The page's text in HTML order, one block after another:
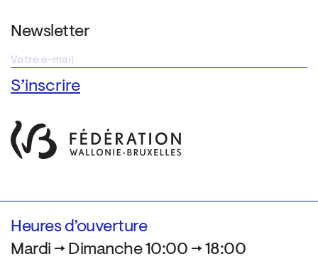
Newsletter
Heures d’ouverture
Mardi → Dimanche 10:00 → 18:00